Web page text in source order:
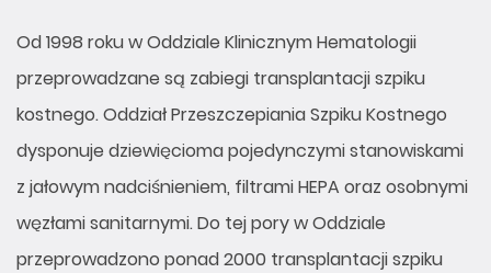
Od 1998 roku w Oddziale Klinicznym Hematologii
przeprowadzane są zabiegi transplantacji szpiku
kostnego. Oddział Przeszczepiania Szpiku Kostnego
dysponuje dziewięcioma pojedynczymi stanowiskami
z jałowym nadciśnieniem, filtrami HEPA oraz osobnymi
węzłami sanitarnymi. Do tej pory w Oddziale
przeprowadzono ponad 2000 transplantacji szpiku